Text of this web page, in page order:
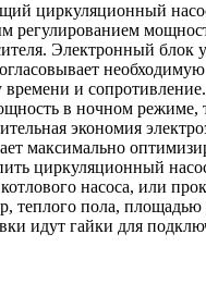
циркуляционный
регулированием
Электронный блок
и
в ночном режиме,
экономия
максимально
циркуляционный
насоса, или
теплого пола,
идут гайки для